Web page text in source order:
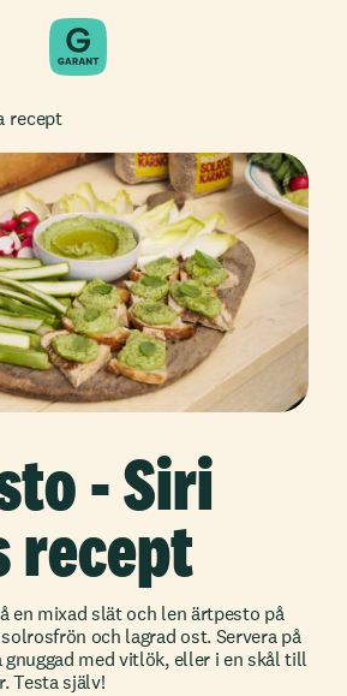
recept
- Siri
recept
en mixad slät och len ärtpesto på
och lagrad ost. Servera på
med vitlök, eller i en skål till
Testa själv!